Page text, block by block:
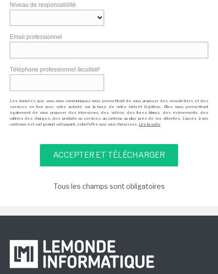
Niveau de responsabilité
Email professionnel
Téléphone professionnel facultatif
Les données que vous nous communiquez nous permettront de vous proposer des newsletters et des
services en lien avec votre activité sur la base de notre intérêt légitime. Elles nous permettront
également de vous proposer des interviews, des vidéos, des livres blancs, des événements, des
cahiers des charges, des produits ou services au contenu au plus près de vos attentes. L'accès à nos
contenus est soit gratuit soit payant, selon l'offre que vous choisissez. Lire la suite
Tous les champs sont obligatoires